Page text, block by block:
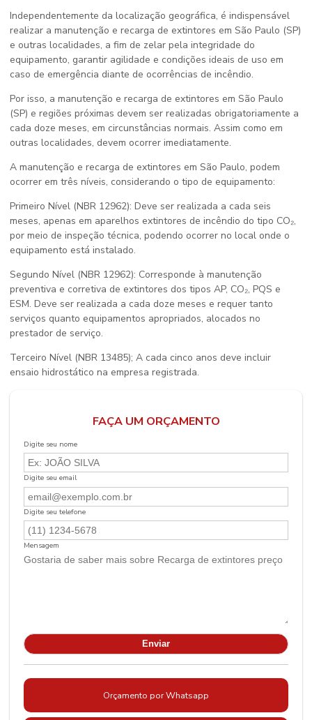
Independentemente da localização geográfica, é indispensável
realizar a manutenção e recarga de extintores em São Paulo (SP)
e outras localidades, a fim de zelar pela integridade do
equipamento, garantir agilidade e condições ideais de uso em
caso de emergência diante de ocorrências de incêndio.
Por isso, a manutenção e recarga de extintores em São Paulo
(SP) e regiões próximas devem ser realizadas obrigatoriamente a
cada doze meses, em circunstâncias normais. Assim como em
outras localidades, devem ocorrer imediatamente.
A manutenção e recarga de extintores em São Paulo, podem
ocorrer em três níveis, considerando o tipo de equipamento:
Primeiro Nível (NBR 12962): Deve ser realizada a cada seis
meses, apenas em aparelhos extintores de incêndio do tipo CO₂,
por meio de inspeção técnica, podendo ocorrer no local onde o
equipamento está instalado.
Segundo Nível (NBR 12962): Corresponde à manutenção
preventiva e corretiva de extintores dos tipos AP, CO₂, PQS e
ESM. Deve ser realizada a cada doze meses e requer tanto
serviços quanto equipamentos apropriados, alocados no
prestador de serviço.
Terceiro Nível (NBR 13485); A cada cinco anos deve incluir
ensaio hidrostático na empresa registrada.
FAÇA UM ORÇAMENTO
Digite seu nome
Digite seu email
Digite seu telefone
Mensagem
Orçamento por Whatsapp